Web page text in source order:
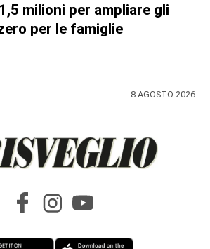
milioni per ampliare gli
per le famiglie
8 AGOSTO 2026